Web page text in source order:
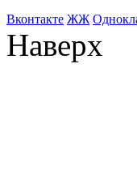
Bконтакте ЖЖ
Наверх